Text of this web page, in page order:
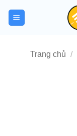
Trang chủ /